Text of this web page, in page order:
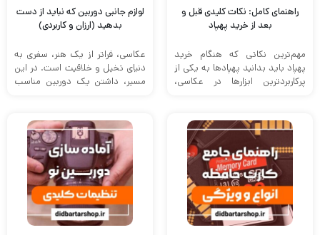
راهنمای کامل: نکات کلیدی قبل و
بعد از خرید پهپاد
مهم‌ترین نکاتی که هنگام خرید
پهپاد باید بدانید پهپادها به یکی از
پرکاربردترین ابزارها در عکاسی،
لوازم جانبی دوربین که نباید از دست
بدهید (ارزان و کاربردی)
عکاسی، فراتر از یک هنر، سفری به
دنیای تخیل و خلاقیت است. در این
مسیر، داشتن یک دوربین مناسب